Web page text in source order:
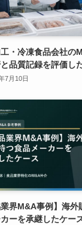
・冷凍食品会社の
品質記録を評価し
7月10日
業界M&A事例】海
ーを承継したケー